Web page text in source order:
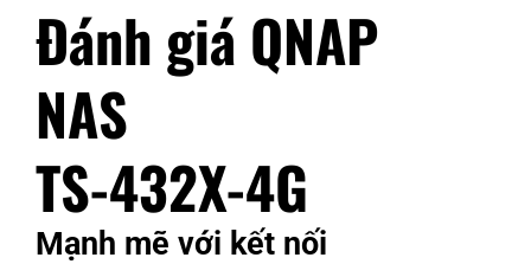
Đánh giá QNAP
NAS
TS-432X-4G
Mạnh mẽ với kết nối